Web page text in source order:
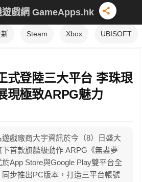
遊戲網 GameApps.hk
Steam Xbox UBISOFT
式登陸三大平台 李珠珢
現極致ARPG魅力
遊戲廠商大宇資訊於今（8）日盛大
下首款旗艦級動作 ARPG《無盡夢
App Store與Google Play雙平台全
同步推出PC版本，打造三平台帳號